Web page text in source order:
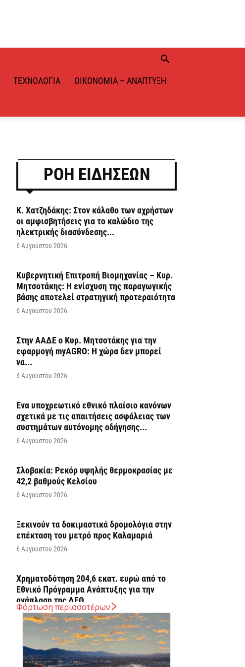
ΤΕΧΝΟΛΟΓΊΑ ΟΙΚΟΝΟΜΊΑ – ΑΝΆΠΤΥΞΗ
ΡΟΗ ΕΙΔΗΣΕΩΝ
Κ. Χατζηδάκης: Στον κάλαθο των αχρήστων
οι αμφισβητήσεις για το καλώδιο της
ηλεκτρικής διασύνδεσης...
6 Αυγούστου 2026
Κυβερνητική Επιτροπή Βιομηχανίας – Κυρ.
Μητσοτάκης: Η ενίσχυση της παραγωγικής
βάσης αποτελεί στρατηγική προτεραιότητα
6 Αυγούστου 2026
Στην ΑΑΔΕ ο Κυρ. Μητσοτάκης για την
εφαρμογή myAGRO: Η χώρα δεν μπορεί
να...
6 Αυγούστου 2026
Ένα υποχρεωτικό εθνικό πλαίσιο κανόνων
σχετικά με τις απαιτήσεις ασφάλειας των
συστημάτων αυτόνομης οδήγησης...
6 Αυγούστου 2026
Σλοβακία: Ρεκόρ υψηλής θερμοκρασίας με
42,2 βαθμούς Κελσίου
6 Αυγούστου 2026
Ξεκινούν τα δοκιμαστικά δρομολόγια στην
επέκταση του μετρό προς Καλαμαριά
6 Αυγούστου 2026
Χρηματοδότηση 204,6 εκατ. ευρώ από το
Εθνικό Πρόγραμμα Ανάπτυξης για την
ανάπλαση της ΔΕΘ
6 Αυγούστου 2026
ΟΠΕΚΑ: Αύριο η δεύτερη πληρωμή των
δικαιούχων του Λογαριασμού Αγροτικής
Φόρτωση περισσοτέρων